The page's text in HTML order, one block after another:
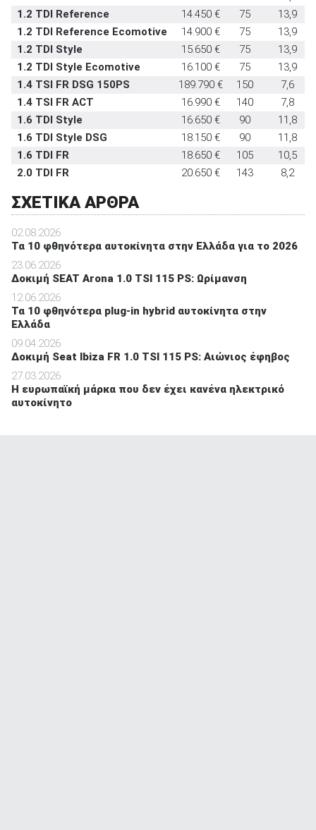
1.2 TDI Reference
14.450 € 75
13,9
1.2 TDI Reference Ecomotive
14.900 € 75
13,9
1.2 TDI Style
15.650 € 75
13,9
1.2 TDI Style Ecomotive
16.100 € 75
13,9
1.4 TSI FR DSG 150PS
189.790 € 150
7,6
1.4 TSI FR ACT
16.990 € 140
7,8
1.6 TDI Style
16.650 € 90
11,8
1.6 TDI Style DSG
18.150 € 90
11,8
1.6 TDI FR
18.650 € 105
10,5
2.0 TDI FR
20.650 € 143 8,2
ΣΧΕΤΙΚΑ ΑΡΘΡΑ
02.08.2026
Τα 10 φθηνότερα αυτοκίνητα στην Ελλάδα για το 2026
23.06.2026
Δοκιμή SEAT Arona 1.0 TSI 115 PS: Ωρίμανση
12.06.2026
Τα 10 φθηνότερα plug-in hybrid αυτοκίνητα στην
Ελλάδα
09.04.2026
Δοκιμή Seat Ibiza FR 1.0 TSI 115 PS: Αιώνιος έφηβος
27.03.2026
Η ευρωπαϊκή μάρκα που δεν έχει κανένα ηλεκτρικό
αυτοκίνητο